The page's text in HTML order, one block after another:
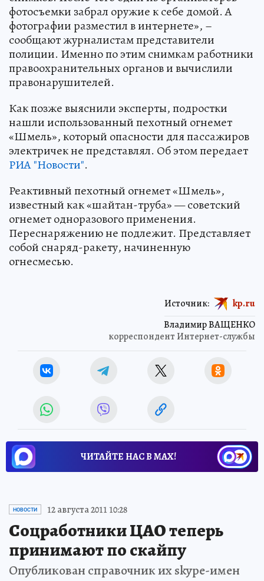
фотосъемки забрал оружие к себе домой. А
фотографии разместил в интернете», –
сообщают журналистам представители
полиции. Именно по этим снимкам работники
правоохранительных органов и вычислили
правонарушителей.
Как позже выяснили эксперты, подростки
нашли использованный пехотный огнемет
«Шмель», который опасности для пассажиров
электричек не представлял. Об этом передает
РИА "Новости".
Реактивный пехотный огнемет «Шмель»,
известный как «шайтан-труба» — советский
огнемет одноразового применения.
Переснаряжению не подлежит. Представляет
собой снаряд-ракету, начиненную
огнесмесью.
Владимир ВАЩЕНКО
корреспондент Интернет-службы
Источник: kp.ru
ЧИТАЙТЕ НАС В МАХ!
НОВОСТИ 12 августа 2011 10:28
Соцработники ЦАО теперь
принимают по скайпу
Опубликован справочник их skype-имен